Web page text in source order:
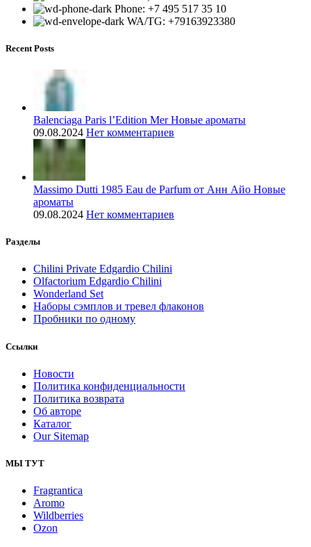
Phone: +7 495 517 35 10
WA/TG: +79163923380
Recent Posts
Balenciaga Paris l’Edition Mer Новые ароматы
09.08.2024 Нет комментариев
Massimo Dutti 1985 Eau de Parfum от Анн Айо Новые
ароматы
09.08.2024 Нет комментариев
Разделы
Chilini Private Edgardio Chilini
Olfactorium Edgardio Chilini
Wonderland Set
Наборы сэмплов и тревел флаконов
Пробники по одному
Ссылки
Новости
Политика конфиденциальности
Политика возврата
Об авторе
Каталог
Our Sitemap
МЫ ТУТ
Fragrantica
Aromo
Wildberries
Ozon